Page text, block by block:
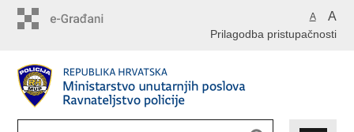
A A
Prilagodba pristupačnosti